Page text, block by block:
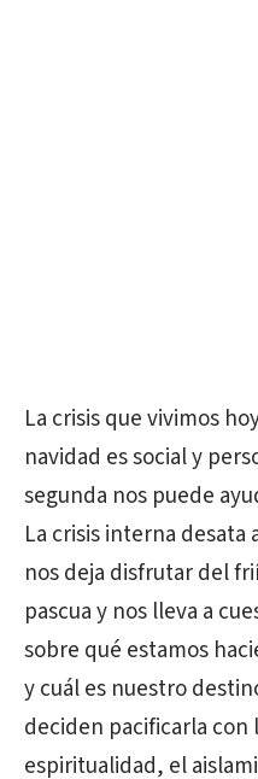
La crisis que vivimos
navidad es social y
segunda nos puede
La crisis interna
nos deja disfrutar del
pascua y nos lleva a
sobre qué estamos
y cuál es nuestro
deciden pacificarla con
espiritualidad, el